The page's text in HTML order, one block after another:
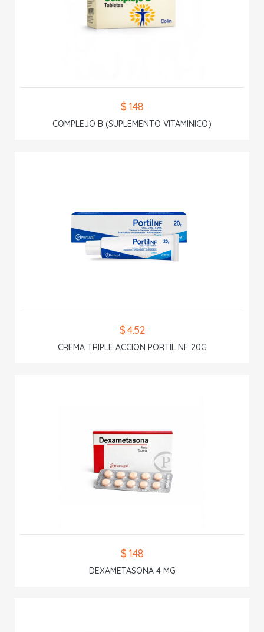
$ 1.48
COMPLEJO B (SUPLEMENTO VITAMINICO)
$ 4.52
CREMA TRIPLE ACCION PORTIL NF 20G
$ 1.48
DEXAMETASONA 4 MG